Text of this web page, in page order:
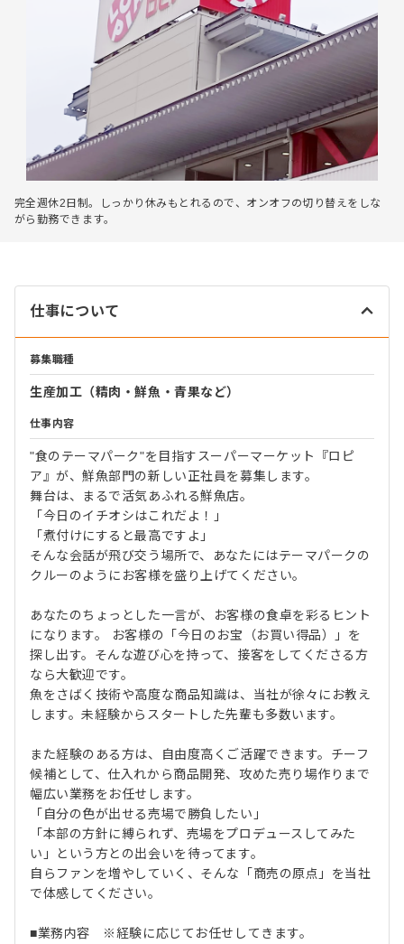
完全週休2日制。しっかり休みもとれるので、オンオフの切り替えをしな
がら勤務できます。
仕事について
募集職種
生産加工（精肉・鮮魚・青果など）
仕事内容
"食のテーマパーク"を目指すスーパーマーケット『ロピ
ア』が、鮮魚部門の新しい正社員を募集します。
舞台は、まるで活気あふれる鮮魚店。
「今日のイチオシはこれだよ！」
「煮付けにすると最高ですよ」
そんな会話が飛び交う場所で、あなたにはテーマパークの
クルーのようにお客様を盛り上げてください。
あなたのちょっとした一言が、お客様の食卓を彩るヒント
になります。 お客様の「今日のお宝（お買い得品）」を
探し出す。そんな遊び心を持って、接客をしてくださる方
なら大歓迎です。
魚をさばく技術や高度な商品知識は、当社が徐々にお教え
します。未経験からスタートした先輩も多数います。
また経験のある方は、自由度高くご活躍できます。チーフ
候補として、仕入れから商品開発、攻めた売り場作りまで
幅広い業務をお任せします。
「自分の色が出せる売場で勝負したい」
「本部の方針に縛られず、売場をプロデュースしてみた
い」という方との出会いを待ってます。
自らファンを増やしていく、そんな「商売の原点」を当社
で体感してください。
■業務内容 ※経験に応じてお任せしてきます。